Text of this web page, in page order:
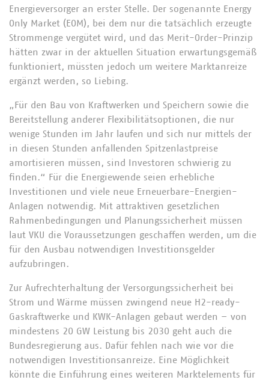
Energieversorger an erster Stelle. Der sogenannte Energy
Only Market (EOM), bei dem nur die tatsächlich erzeugte
Strommenge vergütet wird, und das Merit-Order-Prinzip
hätten zwar in der aktuellen Situation erwartungsgemäß
funktioniert, müssten jedoch um weitere Marktanreize
ergänzt werden, so Liebing.
„Für den Bau von Kraftwerken und Speichern sowie die
Bereitstellung anderer Flexibilitätsoptionen, die nur
wenige Stunden im Jahr laufen und sich nur mittels der
in diesen Stunden anfallenden Spitzenlastpreise
amortisieren müssen, sind Investoren schwierig zu
finden.“ Für die Energiewende seien erhebliche
Investitionen und viele neue Erneuerbare-Energien-
Anlagen notwendig. Mit attraktiven gesetzlichen
Rahmenbedingungen und Planungssicherheit müssen
laut VKU die Voraussetzungen geschaffen werden, um die
für den Ausbau notwendigen Investitionsgelder
aufzubringen.
Zur Aufrechterhaltung der Versorgungssicherheit bei
Strom und Wärme müssen zwingend neue H2-ready-
Gaskraftwerke und KWK-Anlagen gebaut werden – von
mindestens 20 GW Leistung bis 2030 geht auch die
Bundesregierung aus. Dafür fehlen nach wie vor die
notwendigen Investitionsanreize. Eine Möglichkeit
könnte die Einführung eines weiteren Marktelements für